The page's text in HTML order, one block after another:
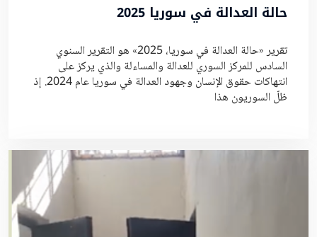
حالة العدالة في سوريا 2025
تقرير «حالة العدالة في سوريا، 2025» هو التقرير السنوي
السادس للمركز السوري للعدالة والمساءلة والذي يركز على
انتهاكات حقوق الإنسان وجهود العدالة في سوريا عام 2024. إذ
ظلّ السوريون هذا